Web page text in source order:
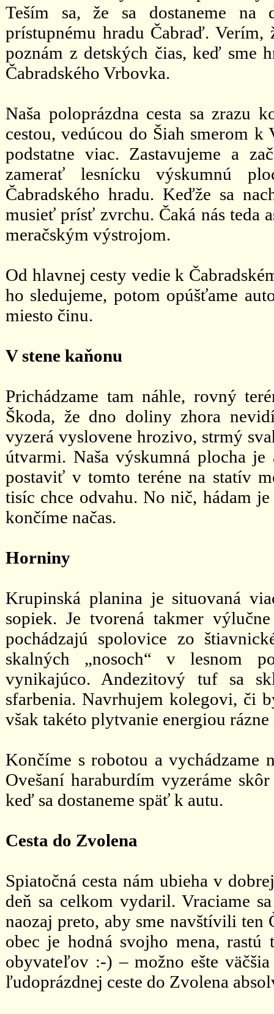
Teším sa, že sa dostaneme na
prístupnému hradu Čabraď.
poznám z detských čias, keď sme
Čabradského Vrbovka.
Naša poloprázdna cesta sa zrazu
cestou, vedúcou do Šiah smerom
podstatne viac. Zastavujeme a
zamerať lesnícku výskumnú
Čabradského hradu. Keďže sa
musieť prísť zvrchu. Čaká nás teda
meračským výstrojom.
Od hlavnej cesty vedie k
ho sledujeme, potom opúšťame
miesto činu.
V stene kaňonu
Prichádzame tam náhle, rovný
Škoda, že dno doliny zhora
vyzerá vyslovene hrozivo, strmý
útvarmi. Naša výskumná plocha
postaviť v tomto teréne na statív
tisíc chce odvahu. No nič, hádam
končíme načas.
Horniny
Krupinská planina je situovaná
sopiek. Je tvorená takmer
pochádzajú spolovice zo
skalných „nosoch“ v lesnom
vynikajúco. Andezitový tuf sa
sfarbenia. Navrhujem kolegovi, či
však takéto plytvanie energiou rázne
Končíme s robotou a vychádzame
Ovešaní haraburdím vyzeráme
keď sa dostaneme späť k autu.
Cesta do Zvolena
Spiatočná cesta nám ubieha v
deň sa celkom vydaril. Vraciame
naozaj preto, aby sme navštívili ten
obec je hodná svojho mena,
obyvateľov :-) – možno ešte
ľudoprázdnej ceste do Zvolena